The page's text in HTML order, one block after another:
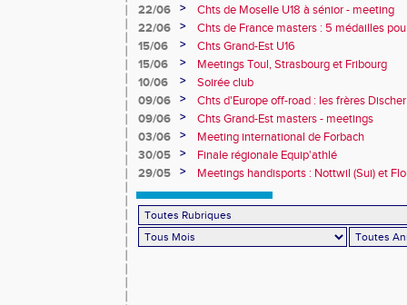
22/06
>
Chts de Moselle U18 à sénior - meeting
22/06
>
Chts de France masters : 5 médailles
15/06
>
Chts Grand-Est U16
15/06
>
Meetings Toul, Strasbourg et Fribourg
10/06
>
Soirée club
09/06
>
Chts d'Europe off-road : les frères
09/06
>
Chts Grand-Est masters - meetings
03/06
>
Meeting international de Forbach
30/05
>
Finale régionale Equip'athlé
29/05
> Meetings handisports : Nottwil (Sui) et